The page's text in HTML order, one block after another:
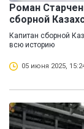
Роман
сборной
Капитан сборной
всю историю
05 июня 2025,